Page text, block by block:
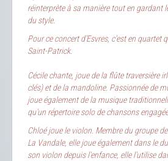
réinterprète à sa manière tout en gardant
du style.
Pour ce concert d'Esvres, c'est en quartet
Saint-Patrick.
Cécile chante, joue de la flûte traversière
clés) et de la mandoline. Passionnée de
joue également de la musique
qu'un répertoire solo de chansons
Chloé joue le violon. Membre du groupe
La Vandale, elle joue également dans le
son violon depuis l'enfance, elle l'utilise